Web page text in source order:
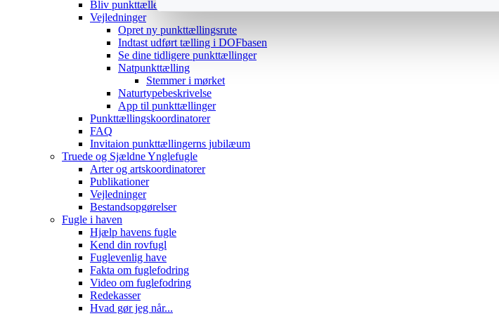
Bliv punkttæller
Vejledninger
Opret ny punkttællingsrute
Indtast udført tælling i DOFbasen
Se dine tidligere punkttællinger
Natpunkttælling
Stemmer i mørket
Naturtypebeskrivelse
App til punkttællinger
Punkttællingskoordinatorer
FAQ
Invitaion punkttællingerns jubilæum
Truede og Sjældne Ynglefugle
Arter og artskoordinatorer
Publikationer
Vejledninger
Bestandsopgørelser
Fugle i haven
Hjælp havens fugle
Kend din rovfugl
Fuglevenlig have
Fakta om fuglefodring
Video om fuglefodring
Redekasser
Hvad gør jeg når...